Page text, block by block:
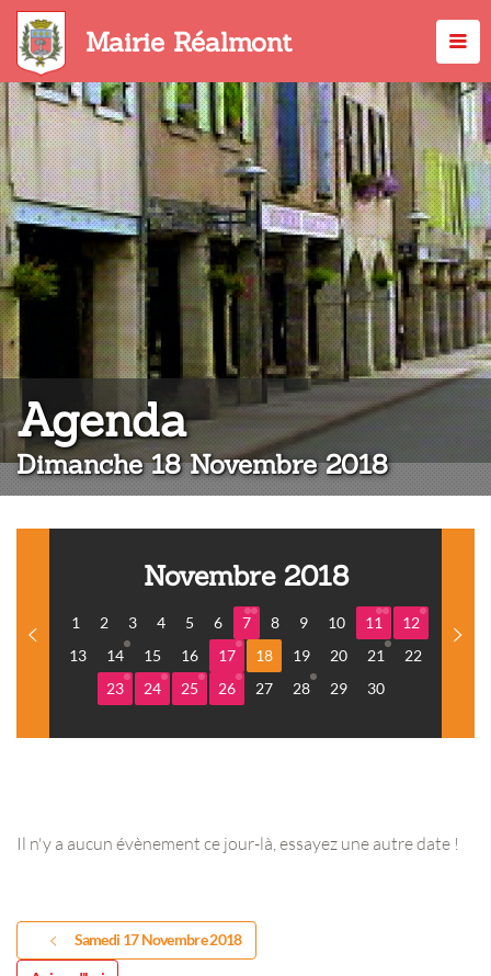
Aller
contenu
principal
Mairie Réalmont
Agenda:
Dimanche 18 Novembre 2018
Novembre 2018
1 2 3 4 5 6 7 8 9 10 11
12
13
14 15 16 17 18 19 20 21
22
23
24 25 26 27 28 29 30
Il n'y a aucun évènement ce jour-là, essayez une autre date !
Samedi 17 Novembre 2018